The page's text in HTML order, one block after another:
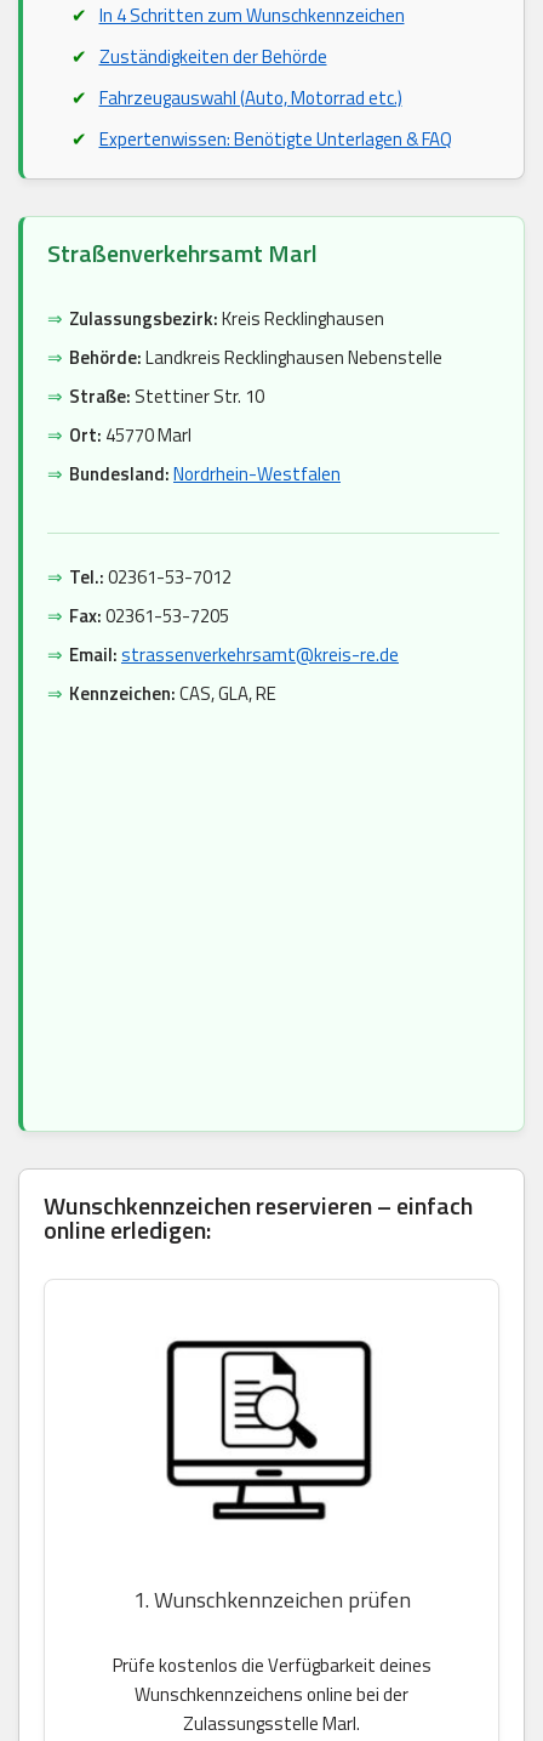
In 4 Schritten zum Wunschkennzeichen
Zuständigkeiten der Behörde
Fahrzeugauswahl (Auto, Motorrad etc.)
Expertenwissen: Benötigte Unterlagen & FAQ
Straßenverkehrsamt Marl
⇒ Zulassungsbezirk:Kreis Recklinghausen
⇒ Behörde:Landkreis Recklinghausen Nebenstelle
⇒ Straße: Stettiner Str. 10
⇒ Ort: 45770 Marl
⇒ Bundesland:Nordrhein-Westfalen
⇒ Tel.:02361-53-7012
⇒ Fax:02361-53-7205
⇒ Email:strassenverkehrsamt@kreis-re.de
⇒ Kennzeichen:CAS, GLA, RE
Wunschkennzeichen reservieren – einfach
online erledigen:
1. Wunschkennzeichen prüfen
Prüfe kostenlos die Verfügbarkeit deines
Wunschkennzeichens online bei der
Zulassungsstelle Marl.